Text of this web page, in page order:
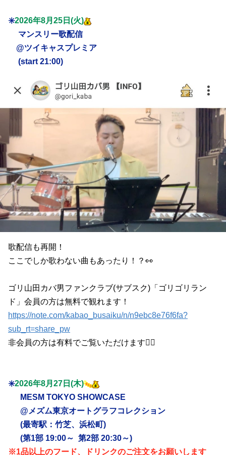
✳️2026年8月25日(火)
マンスリー歌配信
@ツイキャスプレミア
(start 21:00)
歌配信も再開！
ここでしか歌わない曲もあったり！？👀
ゴリ山田カバ男ファンクラブ(サブスク)「ゴリゴリラン
ド」会員の方は無料で観れます！
https://note.com/kabao_busaiku/n/n9ebc8e76f6fa?
sub_rt=share_pw
非会員の方は有料でご覧いただけます💁‍♂️
✳️2026年8月27日(木)
MESM TOKYO SHOWCASE
@メズム東京オートグラフコレクション
(最寄駅：竹芝、浜松町)
(第1部 19:00～ 第2部 20:30～)
※1品以上のフード、ドリンクのご注文をお願いします